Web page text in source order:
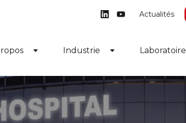
Toggle Dropdown
Industrie
Toggle Dropdown
Laboratoire
Actualités